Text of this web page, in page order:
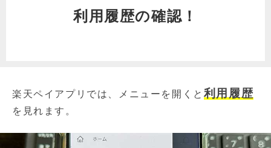
利用履歴の確認！
楽天ペイアプリでは、メニューを開くと 利用履歴
を見れます。